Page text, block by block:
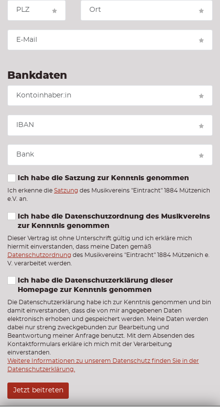
Bankdaten
Ich habe die Satzung zur Kenntnis genommen
Ich erkenne die Satzung des Musikvereins "Eintracht" 1884 Mützenich
e.V. an.
Ich habe die Datenschutzordnung des Musikvereins
zur Kenntnis genommen
Dieser Vertrag ist ohne Unterschrift gültig und ich erkläre mich
hiermit einverstanden, dass meine Daten gemäß
Datenschutzordnung des Musikvereins "Eintracht" 1884 Mützenich e.
V. verarbeitet werden.
Ich habe die Datenschutzerklärung dieser
Homepage zur Kenntnis genommen
Die Datenschutzerklärung habe ich zur Kenntnis genommen und bin
damit einverstanden, dass die von mir angegebenen Daten
elektronisch erhoben und gespeichert werden. Meine Daten werden
dabei nur streng zweckgebunden zur Bearbeitung und
Beantwortung meiner Anfrage benutzt. Mit dem Absenden des
Kontaktformulars erkläre ich mich mit der Verarbeitung
einverstanden.
Weitere Informationen zu unserem Datenschutz finden Sie in der
Datenschutzerklärung.
Jetzt beitreten